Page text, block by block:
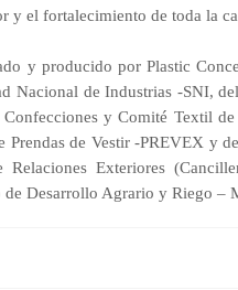
y el fortalecimiento de toda la
y producido por Plastic
Nacional de Industrias -SNI,
y Comité Textil
Prendas de Vestir -PREVEX y
Relaciones Exteriores
Desarrollo Agrario y Riego –